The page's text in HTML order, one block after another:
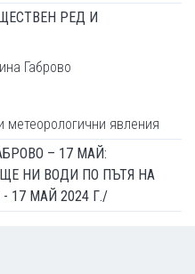
РЕД И
Габрово
метеорологични явления
– 17 МАЙ:
НИ ВОДИ ПО ПЪТЯ НА
17 МАЙ 2024 Г./